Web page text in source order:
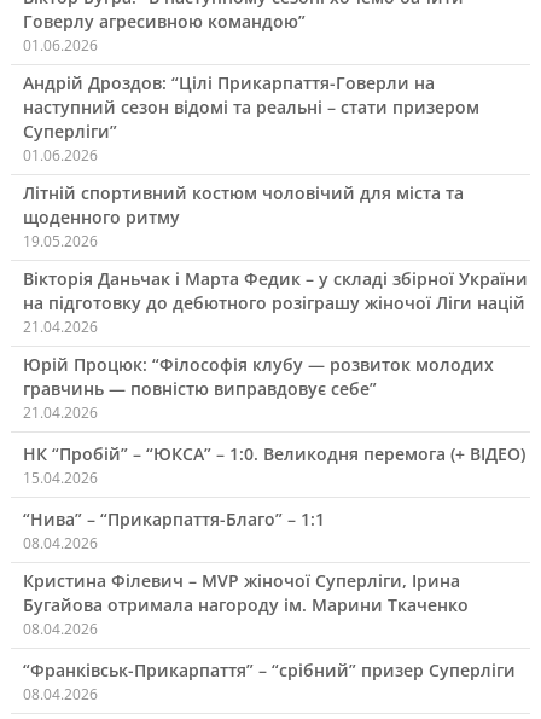
Говерлу агресивною командою”
01.06.2026
Андрій Дроздов: “Цілі Прикарпаття-Говерли на
наступний сезон відомі та реальні – стати призером
Суперліги”
01.06.2026
Літній спортивний костюм чоловічий для міста та
щоденного ритму
19.05.2026
Вікторія Даньчак і Марта Федик – у складі збірної України
на підготовку до дебютного розіграшу жіночої Ліги націй
21.04.2026
Юрій Процюк: “Філософія клубу — розвиток молодих
гравчинь — повністю виправдовує себе”
21.04.2026
НК “Пробій” – “ЮКСА” – 1:0. Великодня перемога (+ ВІДЕО)
15.04.2026
“Нива” – “Прикарпаття-Благо” – 1:1
08.04.2026
Кристина Філевич – MVP жіночої Суперліги, Ірина
Бугайова отримала нагороду ім. Марини Ткаченко
08.04.2026
“Франківськ-Прикарпаття” – “срібний” призер Суперліги
08.04.2026